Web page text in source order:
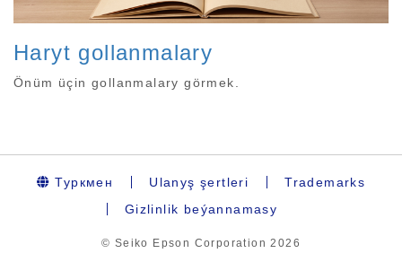
Haryt gollanmalary
Önüm üçin gollanmalary görmek.
Туркмен Ulanyş şertleri
Trademarks
Gizlinlik beýannamasy
© Seiko Epson Corporation2026